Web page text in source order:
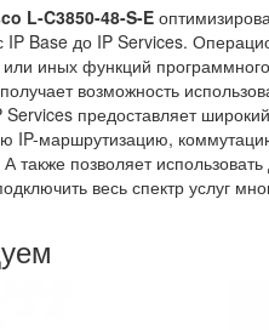
L-C3850-48-S-E
IP Base до IP Services.
или иных функций
возможность
Services предоставляет
IP-маршрутизацию,
также позволяет
весь спектр услуг